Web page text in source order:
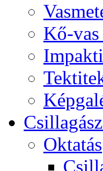
Kő-
Ok­ta­tás